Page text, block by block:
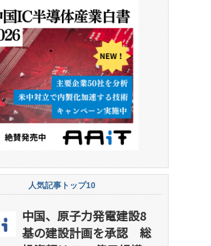
人気記事トップ10
中国、原子力発電建設8
基の建設計画を承認 総